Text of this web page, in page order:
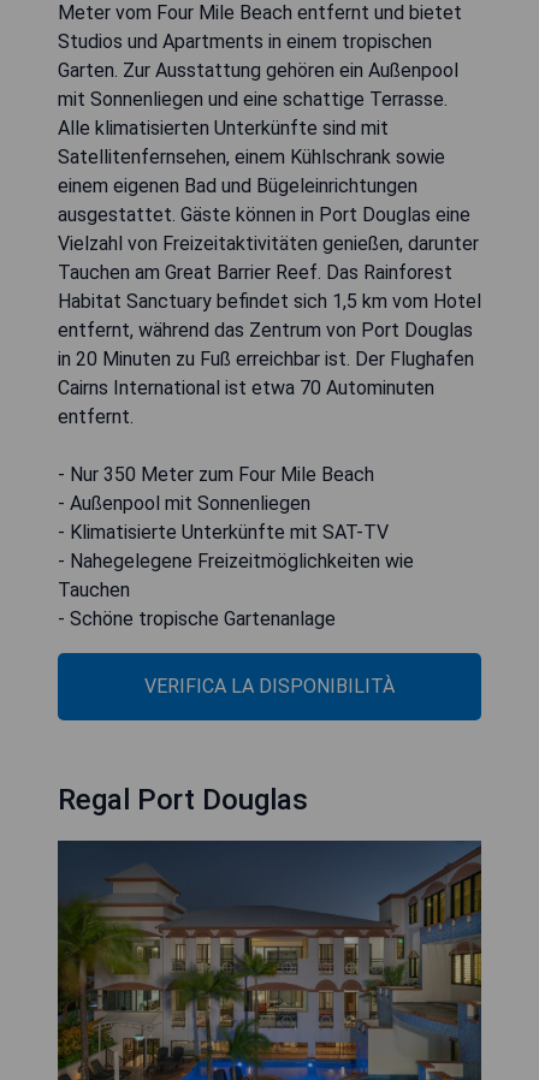
Meter vom Four Mile Beach entfernt und bietet
Studios und Apartments in einem tropischen
Garten. Zur Ausstattung gehören ein Außenpool
mit Sonnenliegen und eine schattige Terrasse.
Alle klimatisierten Unterkünfte sind mit
Satellitenfernsehen, einem Kühlschrank sowie
einem eigenen Bad und Bügeleinrichtungen
ausgestattet. Gäste können in Port Douglas eine
Vielzahl von Freizeitaktivitäten genießen, darunter
Tauchen am Great Barrier Reef. Das Rainforest
Habitat Sanctuary befindet sich 1,5 km vom Hotel
entfernt, während das Zentrum von Port Douglas
in 20 Minuten zu Fuß erreichbar ist. Der Flughafen
Cairns International ist etwa 70 Autominuten
entfernt.
- Nur 350 Meter zum Four Mile Beach
- Außenpool mit Sonnenliegen
- Klimatisierte Unterkünfte mit SAT-TV
- Nahegelegene Freizeitmöglichkeiten wie
Tauchen
- Schöne tropische Gartenanlage
VERIFICA LA DISPONIBILITÀ
Regal Port Douglas